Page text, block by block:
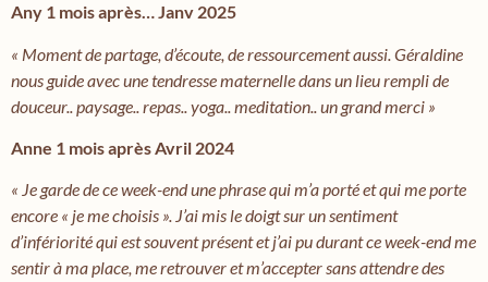
Any 1 mois après… Janv 2025
« Moment de partage, d’écoute, de ressourcement aussi. Géraldine
nous guide avec une tendresse maternelle dans un lieu rempli de
douceur.. paysage.. repas.. yoga.. meditation.. un grand merci »
Anne 1 mois après Avril 2024
« Je garde de ce week-end une phrase qui m’a porté et qui me porte
encore « je me choisis ». J’ai mis le doigt sur un sentiment
d’infériorité qui est souvent présent et j’ai pu durant ce week-end me
sentir à ma place, me retrouver et m’accepter sans attendre des